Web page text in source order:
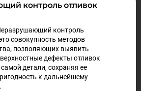
контроль отливок
контроль
совокупность методов
позволяющих выявить
дефекты отливок
детали, сохраняя ее
к дальнейшему